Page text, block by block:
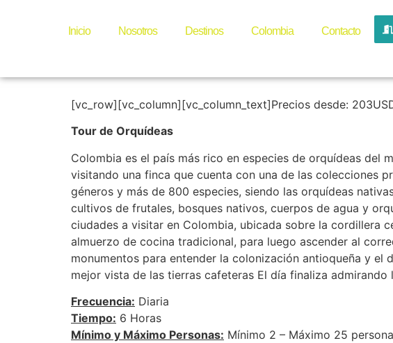
Inicio Nosotros Destinos Colombia Contacto
Tour de
[vc_row][vc_column][vc_column_text]Precios desde:
Tour de Orquídeas
Colombia es el país más rico en especies de orquídeas del
visitando una finca que cuenta con una de las colecciones
géneros y más de 800 especies, siendo las orquídeas
cultivos de frutales, bosques nativos, cuerpos de agua y
ciudades a visitar en Colombia, ubicada sobre la cordillera
almuerzo de cocina tradicional, para luego ascender al
monumentos para entender la colonización antioqueña y
mejor vista de las tierras cafeteras El día finaliza
Frecuencia: Diaria
Tiempo: 6 Horas
Mínimo y Máximo Personas: Mínimo 2 – Máximo 25